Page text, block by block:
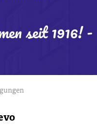
seit 1916! -